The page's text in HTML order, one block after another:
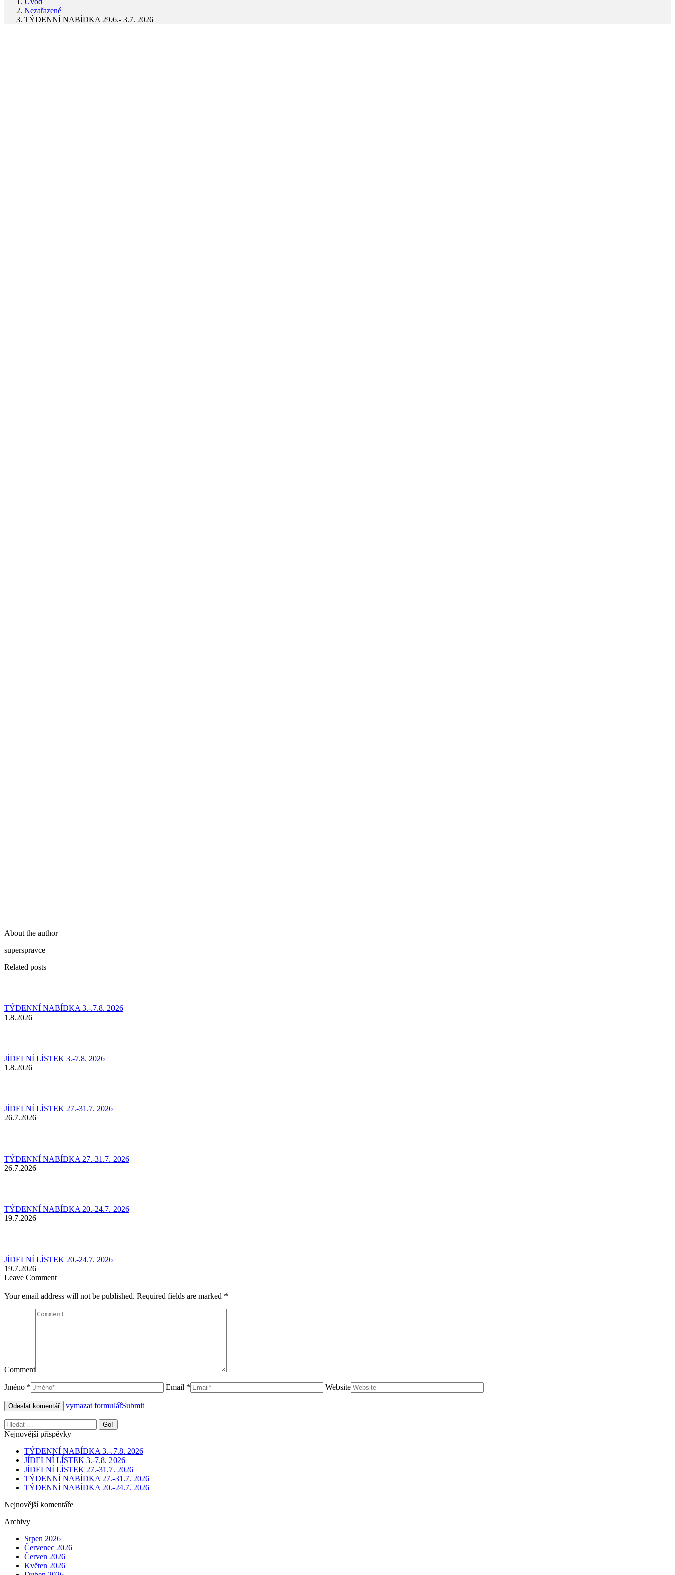
Nezařazené
TÝDENNÍ NABÍDKA 29.6.- 3.7. 2026
About the author
superspravce
Related posts
TÝDENNÍ NABÍDKA 3.-.7.8. 2026
1.8.2026
JÍDELNÍ LÍSTEK 3.-7.8. 2026
1.8.2026
JÍDELNÍ LÍSTEK 27.-31.7. 2026
26.7.2026
TÝDENNÍ NABÍDKA 27.-31.7. 2026
26.7.2026
TÝDENNÍ NABÍDKA 20.-24.7. 2026
19.7.2026
JÍDELNÍ LÍSTEK 20.-24.7. 2026
19.7.2026
Leave Comment
Your email address will not be published. Required fields are marked *
Comment
Jméno * Email * Website
vymazat formulářSubmit
Nejnovější příspěvky
TÝDENNÍ NABÍDKA 3.-.7.8. 2026
JÍDELNÍ LÍSTEK 3.-7.8. 2026
JÍDELNÍ LÍSTEK 27.-31.7. 2026
TÝDENNÍ NABÍDKA 27.-31.7. 2026
TÝDENNÍ NABÍDKA 20.-24.7. 2026
Nejnovější komentáře
Archivy
Srpen 2026
Červenec 2026
Červen 2026
Květen 2026